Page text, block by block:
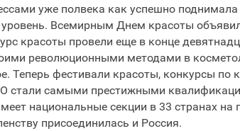
уже полвека как успешно поднимала
Всемирным Днем красоты
красоты провели еще в конце
революционными методами в
Теперь фестивали красоты, конкурсы по
стали самыми престижными
национальные секции в 33 странах на
присоединилась и Россия.